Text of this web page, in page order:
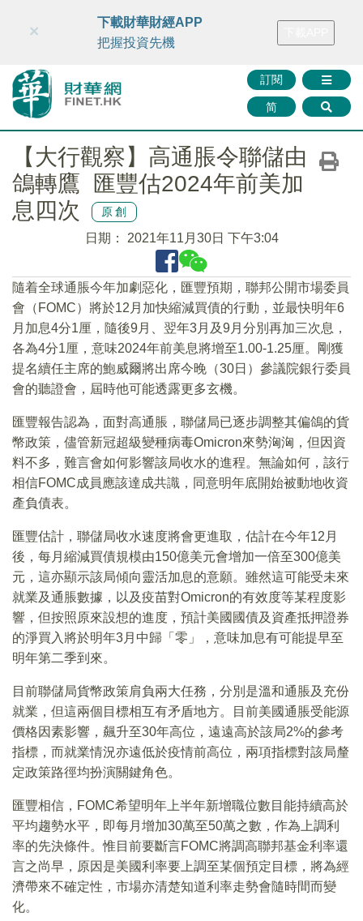
財華智庫網 FINTV FINMETA 財華證券 媒體矩陣
訂閱
简
×
下載財華財經APP
把握投資先機
【大行觀察】高通脹令聯儲由
鴿轉鷹 匯豐估2024年前美加
息四次
原創
日期： 2021年11月30日 下午3:04
隨着全球通脹今年加劇惡化，匯豐預期，聯邦公開市場委員
會（FOMC）將於12月加快縮減買債的行動，並最快明年6
月加息4分1厘，隨後9月、翌年3月及9月分別再加三次息，
各為4分1厘，意味2024年前美息將增至1.00-1.25厘。剛獲
提名續任主席的鮑威爾將出席今晚（30日）參議院銀行委員
會的聽證會，屆時他可能透露更多玄機。
匯豐報告認為，面對高通脹，聯儲局已逐步調整其偏鴿的貨
幣政策，儘管新冠超級變種病毒Omicron來勢洶洶，但因資
料不多，難言會如何影響該局收水的進程。無論如何，該行
相信FOMC成員應該達成共識，同意明年底開始被動地收資
產負債表。
匯豐估計，聯儲局收水速度將會更進取，估計在今年12月
後，每月縮減買債規模由150億美元會增加一倍至300億美
元，這亦顯示該局傾向靈活加息的意願。雖然這可能受未來
就業及通脹數據，以及疫苗對Omicron的有效度等某程度影
響，但按照原來設想的進度，預計美國國債及資產抵押證券
的淨買入將於明年3月中歸「零」，意味加息有可能提早至
明年第二季到來。
目前聯儲局貨幣政策肩負兩大任務，分別是溫和通脹及充份
就業，但這兩個目標相互有矛盾地方。目前美國通脹受能源
價格因素影響，飆升至30年高位，遠遠高於該局2%的參考
指標，而就業情況亦遠低於疫情前高位，兩項指標對該局釐
定政策路徑均扮演關鍵角色。
匯豐相信，FOMC希望明年上半年新增職位數目能持續高於
平均趨勢水平，即每月增加30萬至50萬之數，作為上調利
率的先決條件。惟目前要斷言FOMC將調高聯邦基金利率還
言之尚早，原因是美國利率要上調至某個預定目標，將為經
濟帶來不確定性，市場亦清楚知道利率走勢會隨時間而變
化。